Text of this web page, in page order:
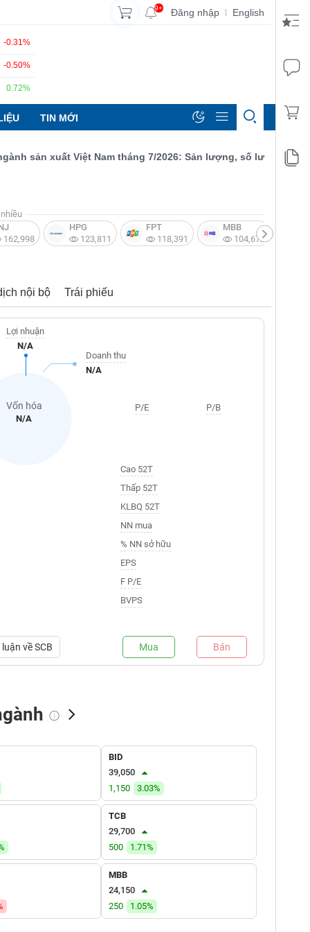
9+ Đăng nhập | English
-0.31%
-0.50%
0.72%
TIN MỚI
sản xuất Việt Nam tháng 7/2026: Sản lượng, số lượng đơn đặt
162,998
HPG
123,811
FPT
118,391
MBB
104,672
nội bộ Trái phiếu
Vốn hóa
N/A
Lợi nhuận
N/A
Doanh thu
N/A
P/E P/B
Cao 52T
Thấp 52T
KLBQ 52T
NN mua
% NN sở hữu
EPS
F P/E
BVPS
vềSCB Mua Bán
Tự doanh mua
BID
39,050
1,150
3.03%
TCB
29,700
500
1.71%
MBB
24,150
250
1.05%